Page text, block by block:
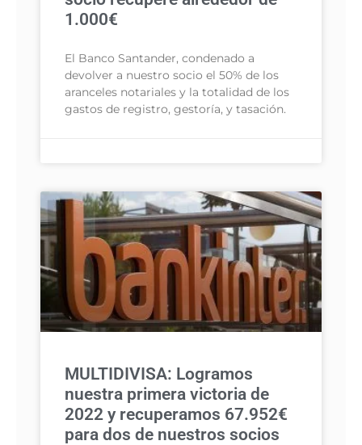
1.000€
El Banco Santander, condenado a
devolver a nuestro socio el 50% de los
aranceles notariales y la totalidad de los
gastos de registro, gestoría, y tasación.
MULTIDIVISA: Logramos
nuestra primera victoria de
2022 y recuperamos 67.952€
para dos de nuestros socios